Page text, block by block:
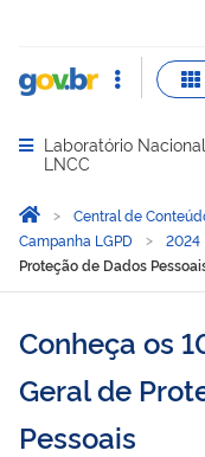
Abrir menu
Laboratório
LNCC
Você está aqui:
Página Inicial
Central de
Campanha LGPD
2024
Proteção de Dados
Conheça os
Geral de
Pessoais